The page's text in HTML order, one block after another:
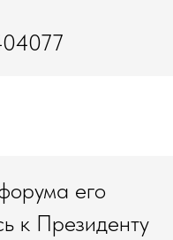
его
к Президенту